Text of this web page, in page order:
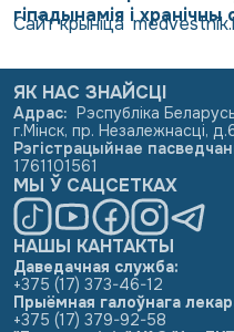
гіпадынамія і хранічны
Сайт крыніца
НАШЫ КАНТАКТЫ
Даведачная служба:
+375 (17) 373-46-12
Прыёмная галоўнага
+375 (17) 379-92-58
ЯК НАС ЗНАЙСЦІ
Адрас: Рэспубліка
г.Мінск, пр. Незалежнасці,
Рэгістрацыйнае
1761101561
МЫ Ў САЦСЕТКАХ